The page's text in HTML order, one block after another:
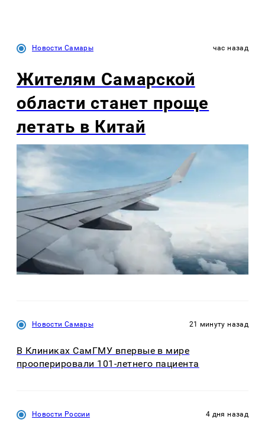
Новости Самары час назад
Жителям Самарской
области станет проще
летать в Китай
Новости Самары 21 минуту назад
В Клиниках СамГМУ впервые в мире
прооперировали 101-летнего пациента
Новости России 4 дня назад